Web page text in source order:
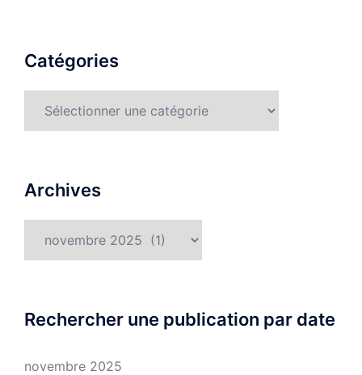
Catégories
Archives
Rechercher une publication par date
novembre 2025